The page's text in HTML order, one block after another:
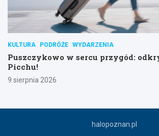
KULTURA PODRÓŻE WYDARZENIA
Puszczykowo w sercu przygód:
Picchu!
9 sierpnia 2026
halopoznan.pl